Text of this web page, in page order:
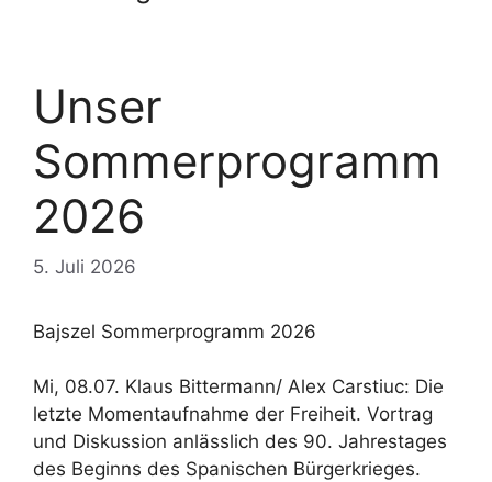
Unser
Sommerprogramm
2026
5. Juli 2026
Bajszel Sommerprogramm 2026
Mi, 08.07. Klaus Bittermann/ Alex Carstiuc: Die
letzte Momentaufnahme der Freiheit. Vortrag
und Diskussion anlässlich des 90. Jahrestages
des Beginns des Spanischen Bürgerkrieges.